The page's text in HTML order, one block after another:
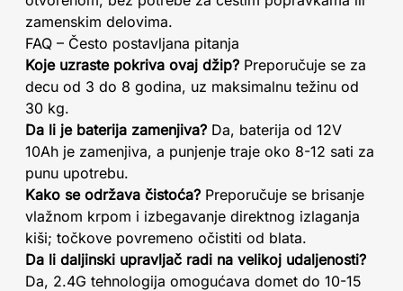
zamenskim delovima.
FAQ – Često postavljana pitanja
Koje uzraste pokriva ovaj džip? Preporučuje se za
decu od 3 do 8 godina, uz maksimalnu težinu od
30 kg.
Da li je baterija zamenjiva? Da, baterija od 12V
10Ah je zamenjiva, a punjenje traje oko 8-12 sati za
punu upotrebu.
Kako se održava čistoća? Preporučuje se brisanje
vlažnom krpom i izbegavanje direktnog izlaganja
kiši; točkove povremeno očistiti od blata.
Da li daljinski upravljač radi na velikoj udaljenosti?
Da, 2.4G tehnologija omogućava domet do 10-15